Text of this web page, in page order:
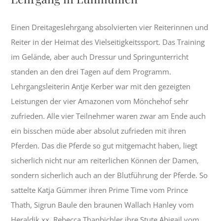
Einen Dreitageslehrgang absolvierten vier Reiterinnen und
Reiter in der Heimat des Vielseitigkeitssport. Das Training
im Gelände, aber auch Dressur und Springunterricht
standen an den drei Tagen auf dem Programm.
Lehrgangsleiterin Antje Kerber war mit den gezeigten
Leistungen der vier Amazonen vom Mönchehof sehr
zufrieden. Alle vier Teilnehmer waren zwar am Ende auch
ein bisschen müde aber absolut zufrieden mit ihren
Pferden. Das die Pferde so gut mitgemacht haben, liegt
sicherlich nicht nur am reiterlichen Können der Damen,
sondern sicherlich auch an der Blutführung der Pferde. So
sattelte Katja Gümmer ihren Prime Time vom Prince
Thath, Sigrun Baule den braunen Wallach Hanley vom